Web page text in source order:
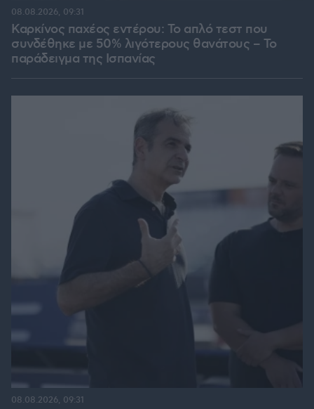
Καρκίνος παχέος εντέρου: Το απλό τεστ που
συνδέθηκε με 50% λιγότερους θανάτους – Το
παράδειγμα της Ισπανίας
08.08.2026, 09:31
08.08.2026, 09:31